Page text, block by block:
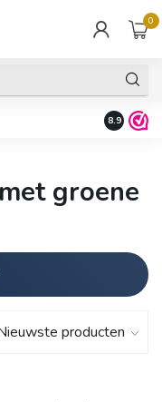
0
Fysieke
8.9
groene